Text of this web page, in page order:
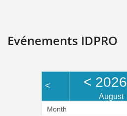
Evénements IDPRO
< < 2026
August
Month